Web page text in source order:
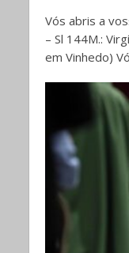
Vós abris a
– Sl 144M.:
em Vinhedo)